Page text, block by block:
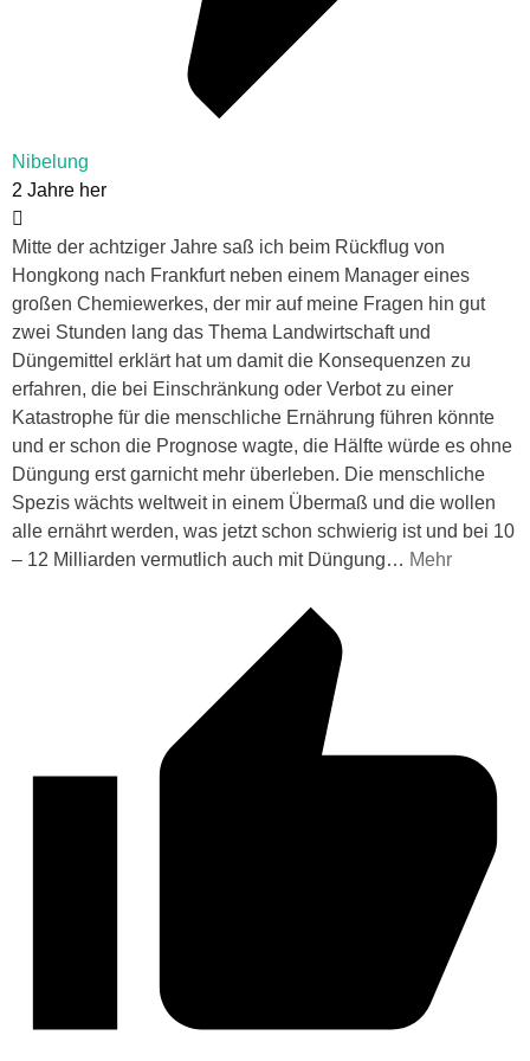
Nibelung
2 Jahre her
Mitte der achtziger Jahre saß ich beim Rückflug von
Hongkong nach Frankfurt neben einem Manager eines
großen Chemiewerkes, der mir auf meine Fragen hin gut
zwei Stunden lang das Thema Landwirtschaft und
Düngemittel erklärt hat um damit die Konsequenzen zu
erfahren, die bei Einschränkung oder Verbot zu einer
Katastrophe für die menschliche Ernährung führen könnte
und er schon die Prognose wagte, die Hälfte würde es ohne
Düngung erst garnicht mehr überleben. Die menschliche
Spezis wächts weltweit in einem Übermaß und die wollen
alle ernährt werden, was jetzt schon schwierig ist und bei 10
– 12 Milliarden vermutlich auch mit Düngung… Mehr